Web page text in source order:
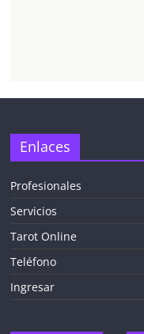
Enlaces
Profesionales
Servicios
Tarot Online
Teléfono
Ingresar